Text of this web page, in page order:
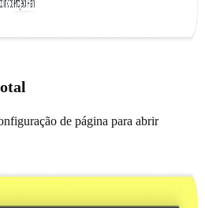
de página para abrir